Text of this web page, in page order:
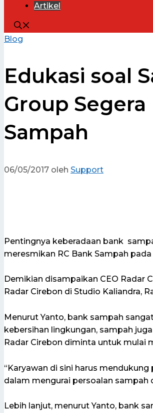
Artikel
Blog
Edukasi soal
Group
Sampah
06/05/2017 oleh Support
Pentingnya keberadaan bank
meresmikan RC Bank Sampah
Demikian disampaikan CEO Radar
Radar Cirebon di Studio Kaliandra,
Menurut Yanto, bank sampah
kebersihan lingkungan, sampah
Radar Cirebon diminta untuk mulai
“Karyawan di sini harus
dalam mengurai persoalan sampah
Lebih lanjut, menurut Yanto, bank